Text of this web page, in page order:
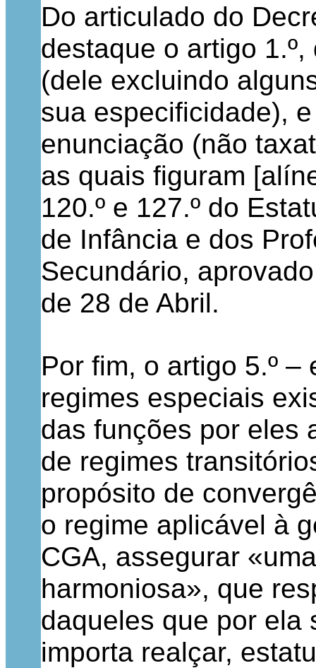
Do articulado do
destaque o artigo
(dele excluindo
sua especificidade),
enunciação (não
as quais figuram
120.º e 127.º do
de Infância e dos
Secundário,
de 28 de Abril.
Por fim, o artigo 5.º
regimes especiais
das funções por eles
de regimes
propósito de
o regime aplicável à
CGA, assegurar
harmoniosa», que
daqueles que por ela
importa realçar,